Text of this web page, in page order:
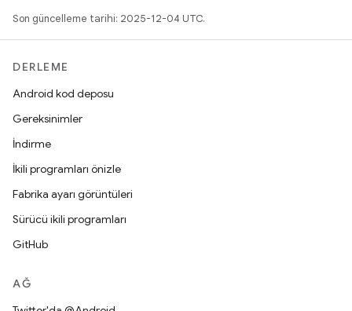
Son güncelleme tarihi: 2025-12-04 UTC.
DERLEME
Android kod deposu
Gereksinimler
İndirme
İkili programları önizle
Fabrika ayarı görüntüleri
Sürücü ikili programları
GitHub
AĞ